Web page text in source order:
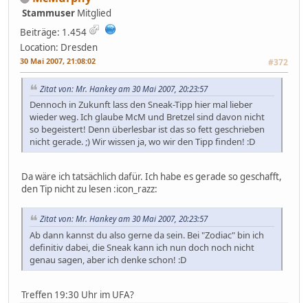
Stammuser Mitglied
Beiträge: 1.454
Location: Dresden
30 Mai 2007, 21:08:02 #372
Zitat von: Mr. Hankey am 30 Mai 2007, 20:23:57
Dennoch in Zukunft lass den Sneak-Tipp hier mal lieber
wieder weg. Ich glaube McM und Bretzel sind davon nicht
so begeistert! Denn überlesbar ist das so fett geschrieben
nicht gerade. ;) Wir wissen ja, wo wir den Tipp finden! :D
Da wäre ich tatsächlich dafür. Ich habe es gerade so geschafft,
den Tip nicht zu lesen :icon_razz:
Zitat von: Mr. Hankey am 30 Mai 2007, 20:23:57
Ab dann kannst du also gerne da sein. Bei "Zodiac" bin ich
definitiv dabei, die Sneak kann ich nun doch noch nicht
genau sagen, aber ich denke schon! :D
Treffen 19:30 Uhr im UFA?